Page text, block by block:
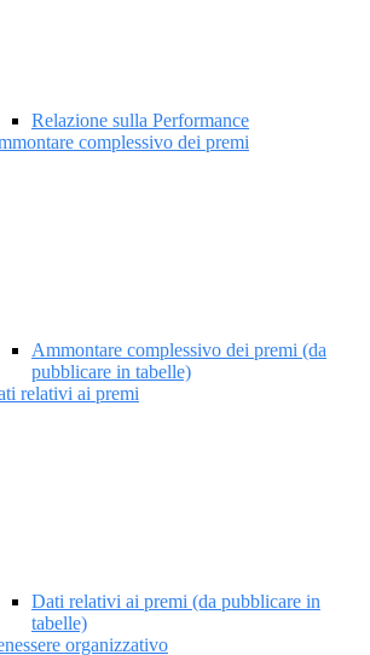
Relazione sulla Performance
complessivo dei premi
Ammontare complessivo dei premi (da
pubblicare in tabelle)
relativi ai premi
Dati relativi ai premi (da pubblicare in
tabelle)
organizzativo